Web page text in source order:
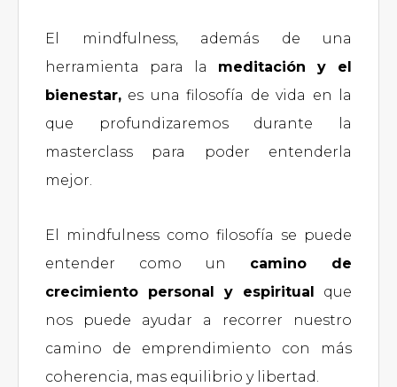
El mindfulness, además de una
herramienta para la meditación y el
bienestar, es una filosofía de vida en la
que profundizaremos durante la
masterclass para poder entenderla
mejor.
El mindfulness como filosofía se puede
entender como un camino de
crecimiento personal y espiritual que
nos puede ayudar a recorrer nuestro
camino de emprendimiento con más
coherencia, mas equilibrio y libertad.